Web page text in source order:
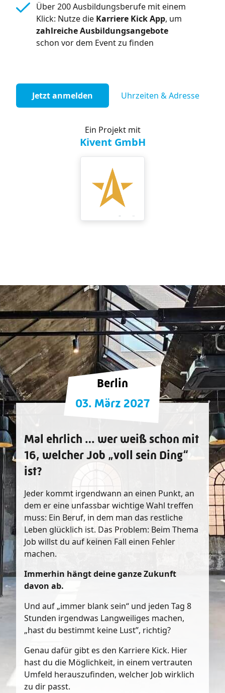
Über 200 Ausbildungsberufe mit einem
Klick: Nutze die Karriere Kick App, um
zahlreiche Ausbildungsangebote
schon vor dem Event zu finden
Jetzt anmelden Uhrzeiten & Adresse
Ein Projekt mit
Kivent GmbH
Berlin
03. März 2027
Mal ehrlich … wer weiß schon mit
16, welcher Job „voll sein Ding“
ist?
Jeder kommt irgendwann an einen Punkt, an
dem er eine unfassbar wichtige Wahl treffen
muss: Ein Beruf, in dem man das restliche
Leben glücklich ist. Das Problem: Beim Thema
Job willst du auf keinen Fall einen Fehler
machen.
Immerhin hängt deine ganze Zukunft
davon ab.
Und auf „immer blank sein“ und jeden Tag 8
Stunden irgendwas Langweiliges machen,
„hast du bestimmt keine Lust”, richtig?
Genau dafür gibt es den Karriere Kick. Hier
hast du die Möglichkeit, in einem vertrauten
Umfeld herauszufinden, welcher Job wirklich
zu dir passt.